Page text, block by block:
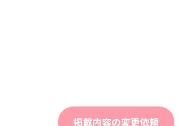
掲載内容の変更依頼